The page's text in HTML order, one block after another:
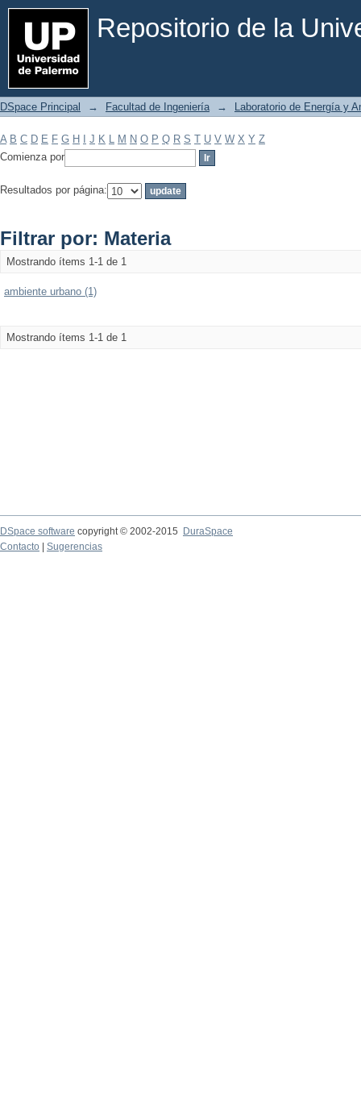
Repositorio de la
Filtrar por: Materia
DSpace Principal → Facultad de Ingeniería → Laboratorio de Energía y
A B C D E F G H J K L M N O P Q R S T U V W X Y Z
Comienza por
Resultados por página:
Filtrar por: Materia
Mostrando ítems 1-1 de 1
ambiente urbano (1)
Mostrando ítems 1-1 de 1
DSpace software copyright © 2002-2015
DuraSpace
Contacto
Sugerencias